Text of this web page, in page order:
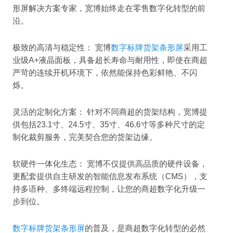
形屏解决方案专家，宽博始终走在零售数字化转型的前
沿。
极致的高清与稳定性： 宽博数字标牌货架条形屏采用工
业级A+液晶面板，具备超长寿命与耐用性，即使在商超
严苛的连续开机环境下，依然能保持色彩鲜艳、不闪
烁。
灵活的定制化方案： 针对不同商超的货架结构，宽博提
供包括23.1寸、24.5寸、35寸、46.6寸等多种尺寸的定
制化裁剪服务，完美契合您的货架边缘。
软硬件一体化生态： 宽博不仅提供高品质的硬件设备，
更配套提供自主研发的智能信息发布系统（CMS），支
持多语种、多终端远程控制，让您的商超数字化升级一
步到位。
数字标牌货架条形屏的普及，是商超数字化转型的必然